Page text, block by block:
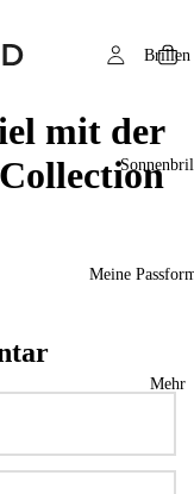
Brillen
Meine
Mehr
mit der